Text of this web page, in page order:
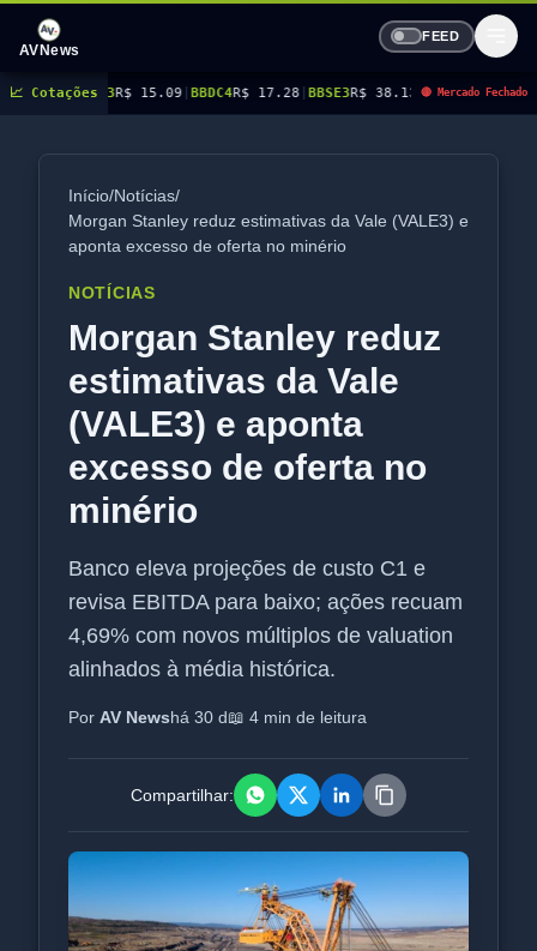
AVNews
FEED
📈 Cotações
R$ 15.09|BBDC4R$ 17.28 |BBSE3R$ 38.13 |BEES3R$ 8.85 |BEES4R$ 9.16|
🔴 Mercado Fechado
Início/Notícias/
Morgan Stanley reduz estimativas da Vale (VALE3) e
aponta excesso de oferta no minério
NOTÍCIAS
Morgan Stanley reduz
estimativas da Vale
(VALE3) e aponta
excesso de oferta no
minério
Banco eleva projeções de custo C1 e
revisa EBITDA para baixo; ações recuam
4,69% com novos múltiplos de valuation
alinhados à média histórica.
Por AV Newshá 30 d📖 4 min de leitura
Compartilhar: